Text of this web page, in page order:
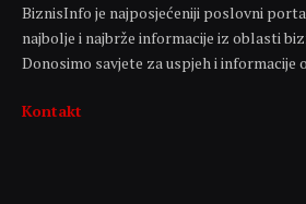
BiznisInfo je najposjećeniji poslovni
najbolje i najbrže informacije iz oblasti
Donosimo savjete za uspjeh i informacije
Kontakt